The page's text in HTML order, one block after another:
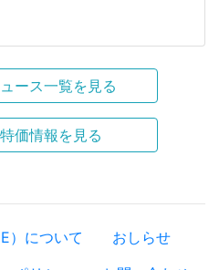
ース一覧を見る
価情報を見る
）について
おしらせ